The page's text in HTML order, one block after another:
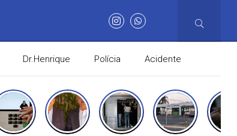
Dr.Henrique Polícia Acidente